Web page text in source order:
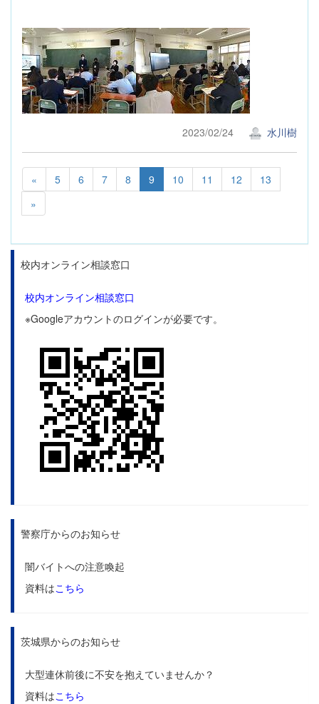
2023/02/24 水川樹
« 5 6 7 8 9 10 11 12
13
»
校内オンライン相談窓口
校内オンライン相談窓口
※Googleアカウントのログインが必要です。
警察庁からのお知らせ
闇バイトへの注意喚起
資料はこちら
茨城県からのお知らせ
大型連休前後に不安を抱えていませんか？
資料はこちら